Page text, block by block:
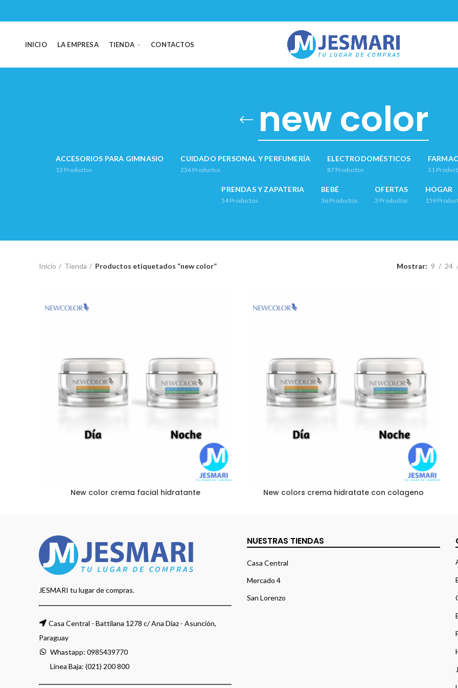
INICIO LA EMPRESA TIENDA CONTACTOS
new color
ACCESORIOS PARA GIMNASIO
13 Productos
CUIDADO PERSONAL Y PERFUMERÍA
236 Productos
ELECTRODOMÉSTICOS
87 Productos 31
PRENDAS Y ZAPATERIA
54Productos
BEBÉ
36 Productos
OFERTAS
3 Productos
HOGAR
159
Inicio Tienda Productos etiquetados “new color” Mostrar 9 24
New color crema facial hidratante New colors crema hidratate con colageno
JESMARI tu lugar de compras.
Casa Central - Battilana 1278 c/ Ana Diaz - Asunción,
Paraguay
Whastapp: 0985439770
Linea Baja: (021) 200 800
NUESTRAS TIENDAS
Casa Central
Mercado 4
San Lorenzo